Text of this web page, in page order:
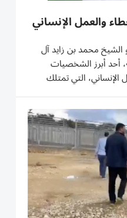
والعمل الإنساني
محمد بن زايد آل
أحد أبرز الشخصيات
التي تمتلك
الشقيقة والصديقة
المشروعات والبرامج